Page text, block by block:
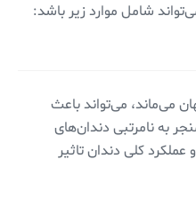
شامل موارد زیر باشد:
می‌ماند، می‌تواند باعث
به نامرتبی دندان‌های
کلی دندان تاثیر